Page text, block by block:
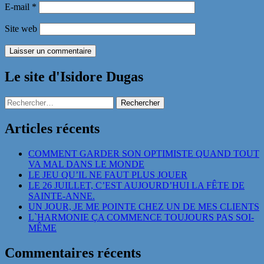
E-mail *
Site web
Le site d'Isidore Dugas
Rechercher :
Articles récents
COMMENT GARDER SON OPTIMISTE QUAND TOUT
VA MAL DANS LE MONDE
LE JEU QU’IL NE FAUT PLUS JOUER
LE 26 JUILLET, C’EST AUJOURD’HUI LA FÊTE DE
SAINTE-ANNE.
UN JOUR, JE ME POINTE CHEZ UN DE MES CLIENTS
L`HARMONIE ÇA COMMENCE TOUJOURS PAS SOI-
MÊME
Commentaires récents